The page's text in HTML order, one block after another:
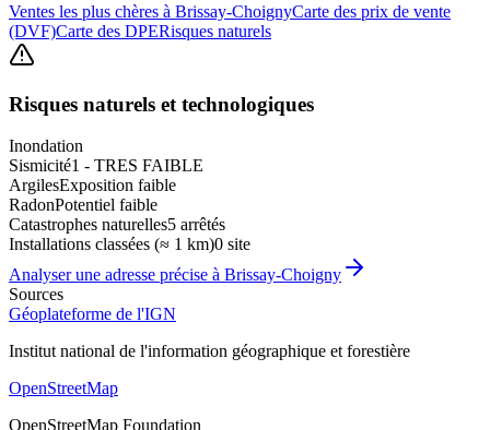
Ventes les plus chères à Brissay-ChoignyCarte des prix de vente
(DVF)Carte des DPERisques naturels
Risques naturels et technologiques
Inondation
Sismicité1 - TRES FAIBLE
ArgilesExposition faible
RadonPotentiel faible
Catastrophes naturelles5 arrêtés
Installations classées (≈ 1 km)0 site
Analyser une adresse précise à Brissay-Choigny
Sources
Géoplateforme de l'IGN
Institut national de l'information géographique et forestière
OpenStreetMap
OpenStreetMap Foundation